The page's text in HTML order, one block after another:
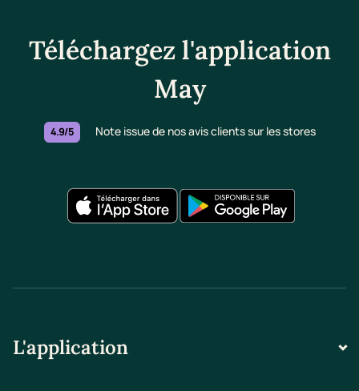
Téléchargez l'application
May
4.9/5 Note issue de nos avis clients sur les stores
L'application